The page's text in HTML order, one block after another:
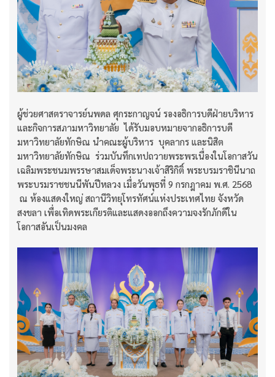
ผู้ช่วยศาสตราจารย์นพดล ศุกระกาญจน์ รองอธิการบดีฝ่ายบริหาร
และกิจการสภามหาวิทยาลัย ได้รับมอบหมายจากอธิการบดี
มหาวิทยาลัยทักษิณ นำคณะผู้บริหาร บุคลากร และนิสิต
มหาวิทยาลัยทักษิณ ร่วมบันทึกเทปถวายพระพรเนื่องในโอกาสวัน
เฉลิมพระชนมพรรษาสมเด็จพระนางเจ้าสิริกิติ์ พระบรมราชินีนาถ
พระบรมราชชนนีพันปีหลวง เมื่อวันพุธที่ 9 กรกฎาคม พ.ศ. 2568
ณ ห้องแสดงใหญ่ สถานีวิทยุโทรทัศน์แห่งประเทศไทย จังหวัด
สงขลา เพื่อเทิดพระเกียรติและแสดงออกถึงความจงรักภักดีใน
โอกาสอันเป็นมงคล